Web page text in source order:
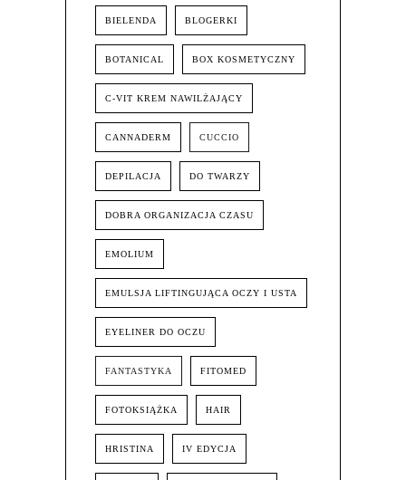
BIELENDA BLOGERKI
BOTANICAL BOX KOSMETYCZNY
C-VIT KREM NAWILŻAJĄCY
CANNADERM CUCCIO
DEPILACJA DO TWARZY
DOBRA ORGANIZACJA CZASU
EMOLIUM
EMULSJA LIFTINGUJĄCA OCZY I USTA
EYELINER DO OCZU
FANTASTYKA FITOMED
FOTOKSIĄŻKA HAIR
HRISTINA IV EDYCJA